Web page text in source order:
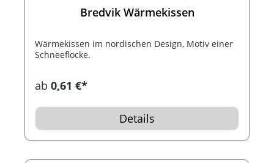
Bredvik Wärmekissen
Wärmekissen im nordischen Design, Motiv einer
Schneeflocke.
ab 0,61 €*
Details